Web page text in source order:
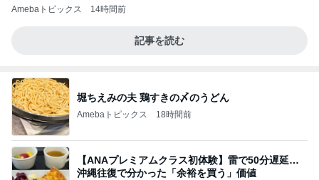
Amebaトピックス 14時間前
記事を読む
堀ちえみの夫 鶏すきの〆のうどん
Amebaトピックス 18時間前
【ANAプレミアムクラス初体験】雷で50分遅延…
沖縄往復で分かった「余裕を買う」価値